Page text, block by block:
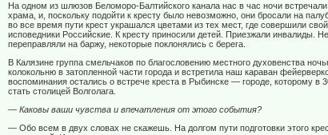
На одном из шлюзов Беломоро-Балтийского канала нас в час ночи
храма, и, поскольку подойти к кресту было невозможно, они бросали на
во все время пути крест украшался цветами из тех мест, где совершили
исповедники Российские. К кресту приносили детей. Приезжали инвалиды.
переправляли на баржу, некоторые поклонялись с берега.
В Калязине группа смельчаков по благословению местного духовенства
колокольню в затопленной части города и встретила наш караван
воспоминания остались о встрече креста в Рыбинске — городе, которому в
стать столицей Волголага.
— Каковы ваши чувства и впечатления от этого события?
— Обо всем в двух словах не скажешь. На долгом пути подготовки этого